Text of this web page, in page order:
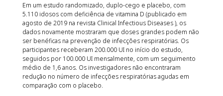
Em um estudo randomizado, duplo-cego e placebo, com
5.110 idosos com deficiência de vitamina D (publicado em
agosto de 2019 na revista Clinical Infectious Diseases ), os
dados novamente mostraram que doses grandes podem não
ser benéficas na prevenção de infecções respiratórias. Os
participantes receberam 200.000 UI no início do estudo,
seguidos por 100.000 UI mensalmente, com um seguimento
médio de 1,6 anos. Os investigadores não encontraram
redução no número de infecções respiratórias agudas em
comparação com o placebo.